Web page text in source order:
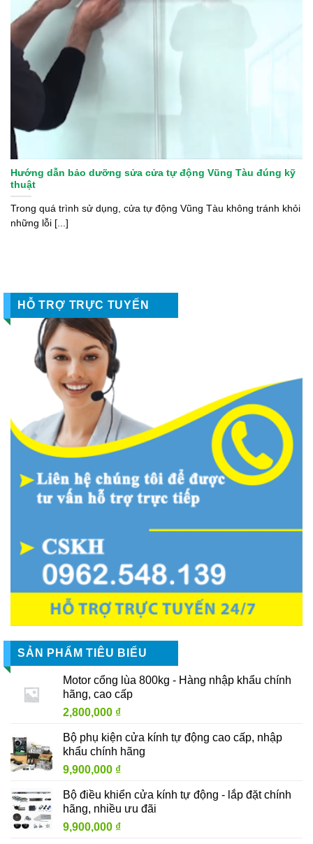
HỖ TRỢ TRỰC TUYẾN
SẢN PHẨM TIÊU BIỂU
Motor cổng lùa 800kg - Hàng nhập khẩu chính
hãng, cao cấp
2,800,000 ₫
Bộ phụ kiện cửa kính tự động cao cấp, nhập
khẩu chính hãng
9,900,000 ₫
Bộ điều khiển cửa kính tự động - lắp đặt chính
hãng, nhiều ưu đãi
9,900,000 ₫
Hướng dẫn bảo dưỡng sửa cửa tự động Vũng Tàu đúng kỹ
thuật
Trong quá trình sử dụng, cửa tự động Vũng Tàu không tránh khỏi
những lỗi [...]